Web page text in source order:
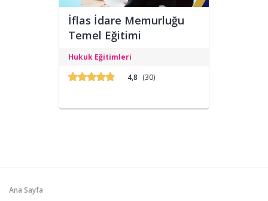
İflas İdare Memurluğu
Temel Eğitimi
alanında uzmanlaşmak isteyen
profesyonellere yönelik İflas İdare
Memurluğu Temel Eğitimi programını
isteyen bireyler için kapsamlı bir içerik
Hukuk Eğitimleri
4,8 (30)
Ana Sayfa